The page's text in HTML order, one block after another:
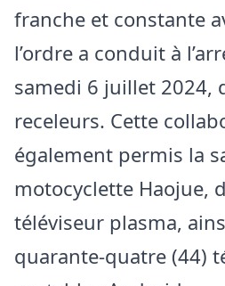
franche et constante
l’ordre a conduit à
samedi 6 juillet 2024,
receleurs. Cette
également permis la
motocyclette Haojue,
téléviseur plasma,
quarante-quatre (44)